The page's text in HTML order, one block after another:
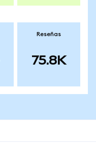
Reseñas
75.8K